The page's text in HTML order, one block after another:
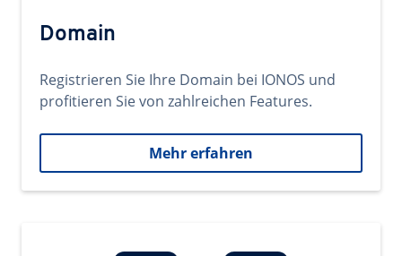
Domain
Registrieren Sie Ihre Domain bei IONOS und
profitieren Sie von zahlreichen Features.
Mehr erfahren